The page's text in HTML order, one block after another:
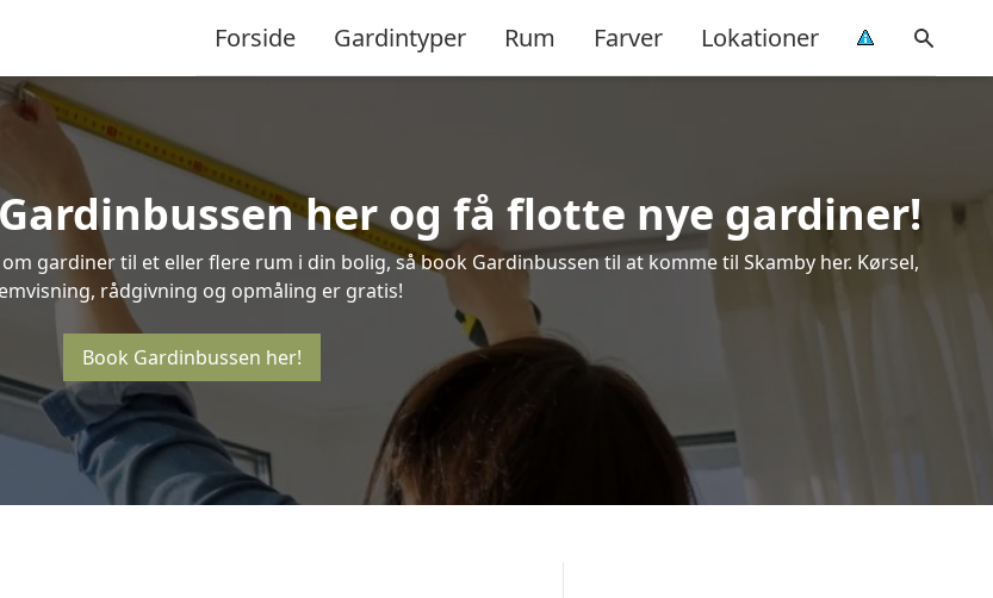
Forside Gardintyper Rum Farver Lokationer
her og få flotte nye gardiner!
gardiner til et eller flere rum i din bolig, så book Gardinbussen til at komme til Skamby her. Kørsel,
rådgivning og opmåling er gratis!
Book Gardinbussen her!